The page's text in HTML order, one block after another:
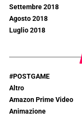
Settembre 2018
Agosto 2018
Luglio 2018
#POSTGAME
Altro
Amazon Prime Video
Animazione